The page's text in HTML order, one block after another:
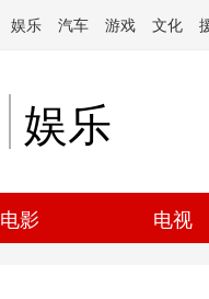
娱乐 汽车 游戏 文化
娱乐
电影 电视